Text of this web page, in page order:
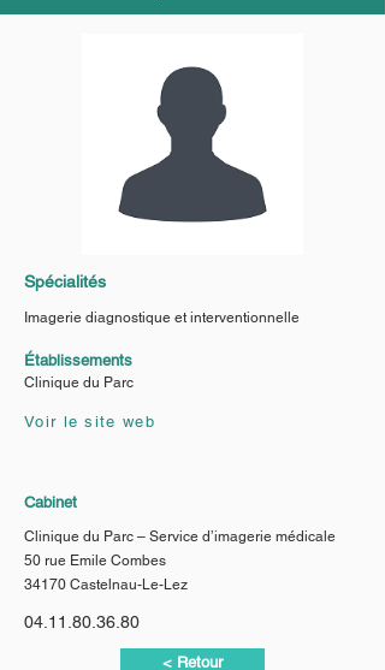
Spécialités
Imagerie diagnostique et interventionnelle
Établissements
Clinique du Parc
Voir le site web
Cabinet
Clinique du Parc – Service d’imagerie médicale
50 rue Emile Combes
34170 Castelnau-Le-Lez
04.11.80.36.80
< Retour